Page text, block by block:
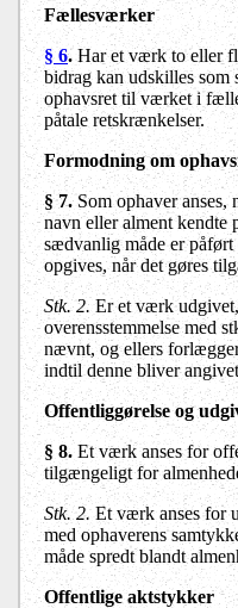
Fællesværker
§ 6. Har et værk to eller
bidrag kan udskilles
ophavsret til værket i
påtale retskrænkelser.
Formodning om
§ 7.Som ophaver anses,
navn eller alment kendte
sædvanlig måde er
opgives, når det gøres
Stk. 2. Er et værk
overensstemmelse med
nævnt, og ellers
indtil denne bliver
Offentliggørelse og
§ 8. Et værk anses for
tilgængeligt for
Stk. 2.Et værk anses for
med ophaverens
måde spredt blandt
Offentlige aktstykker